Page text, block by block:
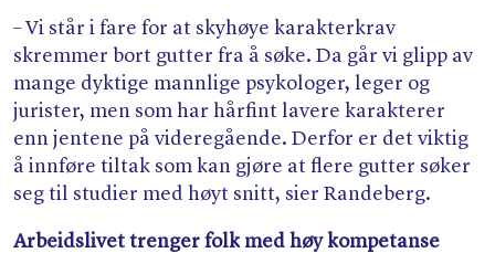
– Vi står i fare for at skyhøye karakterkrav
skremmer bort gutter fra å søke. Da går vi glipp av
mange dyktige mannlige psykologer, leger og
jurister, men som har hårfint lavere karakterer
enn jentene på videregående. Derfor er det viktig
å innføre tiltak som kan gjøre at flere gutter søker
seg til studier med høyt snitt, sier Randeberg.
Arbeidslivet trenger folk med høy kompetanse